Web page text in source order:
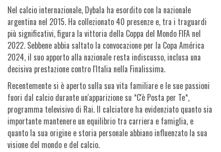
Nel calcio internazionale, Dybala ha esordito con la nazionale
argentina nel 2015. Ha collezionato 40 presenze e, tra i traguardi
più significativi, figura la vittoria della Coppa del Mondo FIFA nel
2022. Sebbene abbia saltato la convocazione per la Copa América
2024, il suo apporto alla nazionale resta indiscusso, inclusa una
decisiva prestazione contro l'Italia nella Finalissima.
Recentemente si è aperto sulla sua vita familiare e le sue passioni
fuori dal calcio durante un'apparizione su *C'è Posta per Te*,
programma televisivo di Rai. Il calciatore ha evidenziato quanto sia
importante mantenere un equilibrio tra carriera e famiglia, e
quanto la sua origine e storia personale abbiano influenzato la sua
visione del mondo e del calcio.